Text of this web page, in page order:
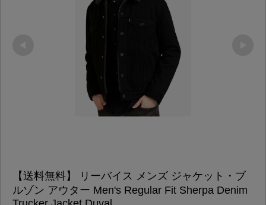
【送料無料】 リーバイス メンズ ジャケット・ブ
ルゾン アウター Men's Regular Fit Sherpa Denim